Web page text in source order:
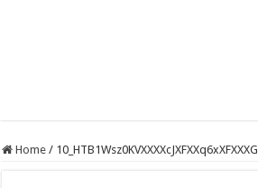
Home / 10_HTB1Wsz0KVXXXXcJXFXXq6xXFXXXG